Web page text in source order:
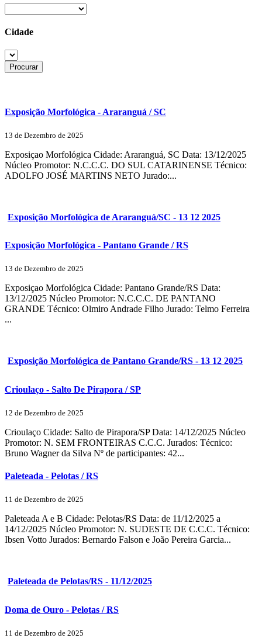
Cidade
Exposição Morfológica - Araranguá / SC
13 de Dezembro de 2025
Exposiçao Morfológica Cidade: Araranguá, SC Data: 13/12/2025
Núcleo Promotor: N.C.C.C. DO SUL CATARINENSE Técnico:
ADOLFO JOSÉ MARTINS NETO Jurado:...
Exposição Morfológica de Araranguá/SC - 13 12 2025
Exposição Morfológica - Pantano Grande / RS
13 de Dezembro de 2025
Exposiçao Morfológica Cidade: Pantano Grande/RS Data:
13/12/2025 Núcleo Promotor: N.C.C.C. DE PANTANO
GRANDE Técnico: Olmiro Andrade Filho Jurado: Telmo Ferreira
...
Exposição Morfológica de Pantano Grande/RS - 13 12 2025
Crioulaço - Salto De Pirapora / SP
12 de Dezembro de 2025
Crioulaço Cidade: Salto de Pirapora/SP Data: 14/12/2025 Núcleo
Promotor: N. SEM FRONTEIRAS C.C.C. Jurados: Técnico:
Bruno Wagner da Silva Nº de participantes: 42...
Paleteada - Pelotas / RS
11 de Dezembro de 2025
Paleteada A e B Cidade: Pelotas/RS Data: de 11/12/2025 a
14/12/2025 Núcleo Promotor: N. SUDESTE DE C.C.C. Técnico:
Ibsen Votto Jurados: Bernardo Falson e João Pereira Garcia...
Paleteada de Pelotas/RS - 11/12/2025
Doma de Ouro - Pelotas / RS
11 de Dezembro de 2025